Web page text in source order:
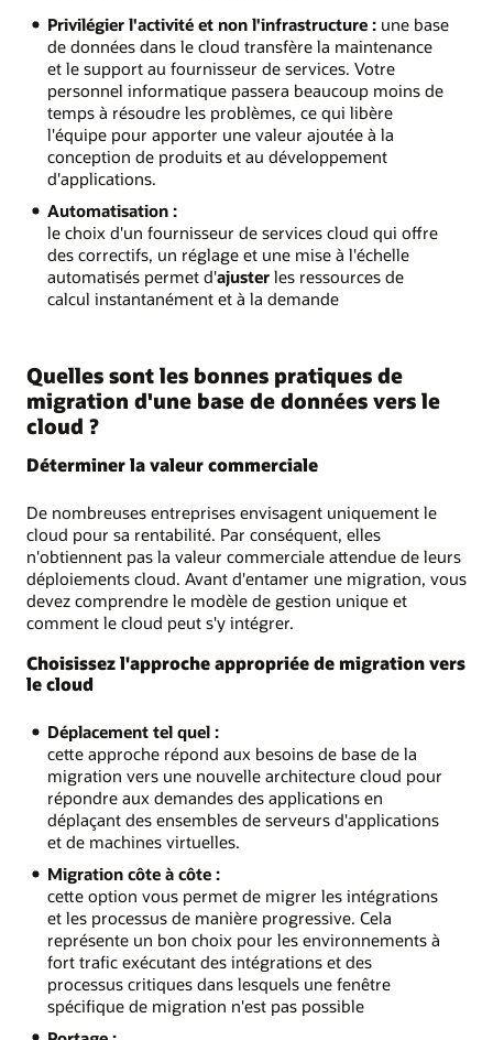
Privilégier l'activité et non l'infrastructure :une base
de données dans le cloud transfère la maintenance
et le support au fournisseur de services. Votre
personnel informatique passera beaucoup moins de
temps à résoudre les problèmes, ce qui libère
l'équipe pour apporter une valeur ajoutée à la
conception de produits et au développement
d'applications.
Automatisation :
le choix d'un fournisseur de services cloud qui offre
des correctifs, un réglage et une mise à l'échelle
automatisés permet d'ajusterles ressources de
calcul instantanément et à la demande
Quelles sont les bonnes pratiques de
migration d'une base de données vers le
cloud ?
Déterminer la valeur commerciale
De nombreuses entreprises envisagent uniquement le
cloud pour sa rentabilité. Par conséquent, elles
n'obtiennent pas la valeur commerciale attendue de leurs
déploiements cloud. Avant d'entamer une migration, vous
devez comprendre le modèle de gestion unique et
comment le cloud peut s'y intégrer.
Choisissez l'approche appropriée de migration vers
le cloud
Déplacement tel quel :
cette approche répond aux besoins de base de la
migration vers une nouvelle architecture cloud pour
répondre aux demandes des applications en
déplaçant des ensembles de serveurs d'applications
et de machines virtuelles.
Migration côte à côte :
cette option vous permet de migrer les intégrations
et les processus de manière progressive. Cela
représente un bon choix pour les environnements à
fort trafic exécutant des intégrations et des
processus critiques dans lesquels une fenêtre
spécifique de migration n'est pas possible